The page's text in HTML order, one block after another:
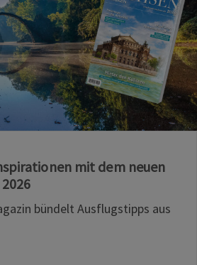
mit dem neuen
bündelt Ausflugstipps aus